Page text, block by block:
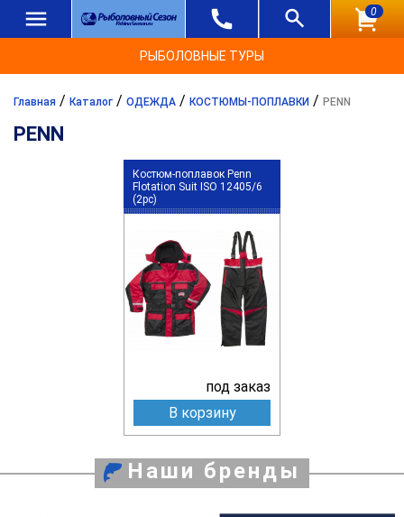
0
РЫБОЛОВНЫЕ ТУРЫ
Главная / Каталог / ОДЕЖДА / КОСТЮМЫ-ПОПЛАВКИ / PENN
PENN
Костюм-поплавок Penn
Flotation Suit ISO 12405/6
(2pc)
под заказ
В корзину
Наши бренды